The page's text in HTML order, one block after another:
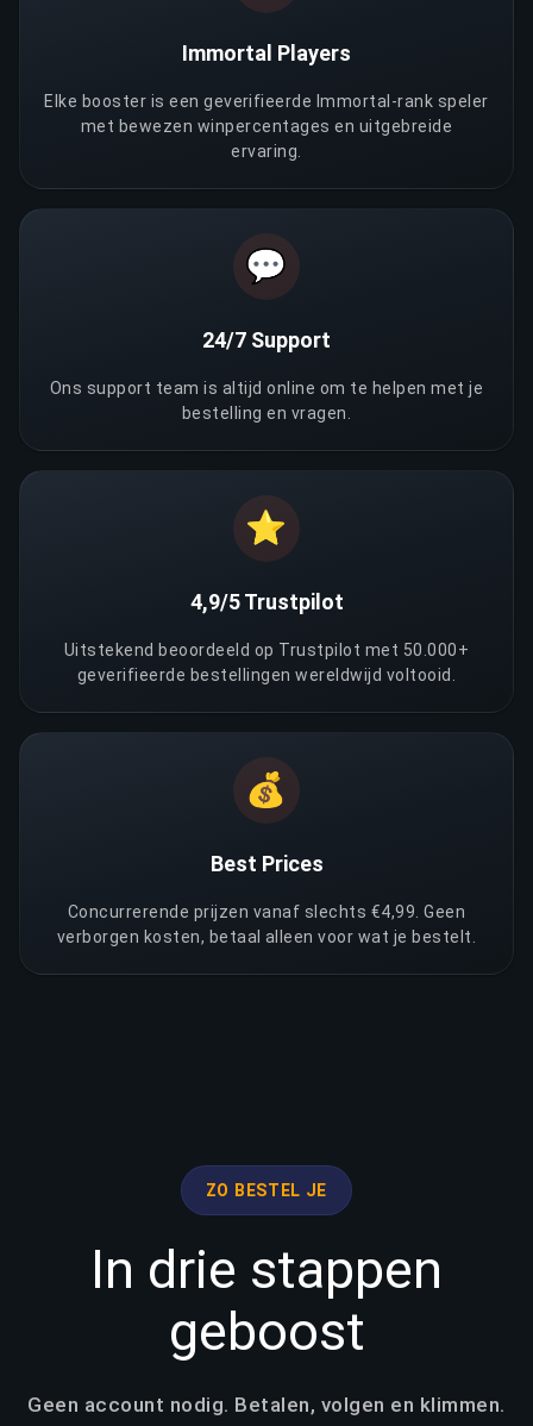
Immortal Players
Elke booster is een geverifieerde Immortal-rank speler
met bewezen winpercentages en uitgebreide
ervaring.
💬
24/7 Support
Ons support team is altijd online om te helpen met je
bestelling en vragen.
⭐
4,9/5 Trustpilot
Uitstekend beoordeeld op Trustpilot met 50.000+
geverifieerde bestellingen wereldwijd voltooid.
💰
Best Prices
Concurrerende prijzen vanaf slechts €4,99. Geen
verborgen kosten, betaal alleen voor wat je bestelt.
ZO BESTEL JE
In drie stappen
geboost
Geen account nodig. Betalen, volgen en klimmen.